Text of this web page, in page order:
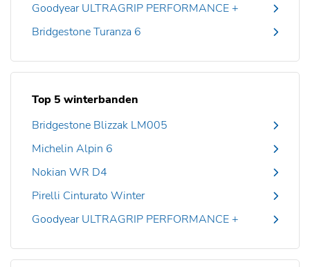
Goodyear ULTRAGRIP PERFORMANCE +
Bridgestone Turanza 6
Top 5 winterbanden
Bridgestone Blizzak LM005
Michelin Alpin 6
Nokian WR D4
Pirelli Cinturato Winter
Goodyear ULTRAGRIP PERFORMANCE +